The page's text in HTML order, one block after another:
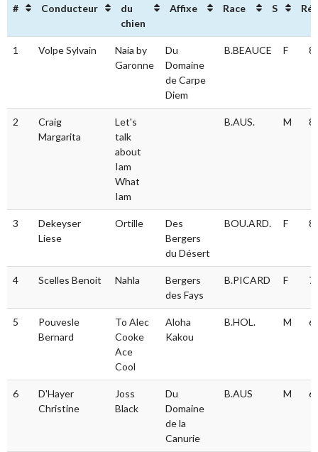
# Conducteur
du
chien
Affixe Race S
# Conducteur
Nom
du
Affixe Race S
1 Volpe Sylvain
Naia by
Garonne
Du
Domaine
de Carpe
Diem
B.BEAUCE F
2
Craig
Margarita
Let's
talk
about
Iam
What
Iam
B.AUS. M
3
Dekeyser
Liese
Ortille
Des
Bergers
du Désert
BOU.ARD. F
4 Scelles Benoit Nahla
Bergers
des Fays
B.PICARD F
5
Pouvesle
Bernard
To Alec
Cooke
Ace
Cool
Aloha
Kakou
B.HOL. M
6
D'Hayer
Christine
Joss
Black
Du
Domaine
de la
Canurie
B.AUS M